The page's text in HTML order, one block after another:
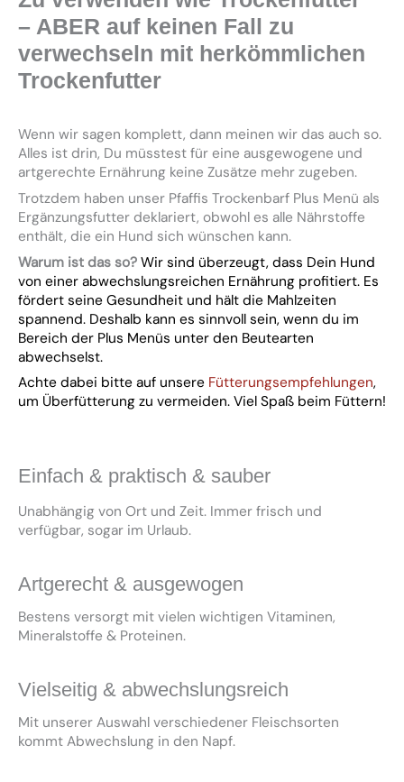
– ABER auf keinen Fall zu
verwechseln mit herkömmlichen
Trockenfutter
Wenn wir sagen komplett, dann meinen wir das auch so.
Alles ist drin, Du müsstest für eine ausgewogene und
artgerechte Ernährung keine Zusätze mehr zugeben.
Trotzdem haben unser Pfaffis Trockenbarf Plus Menü als
Ergänzungsfutter deklariert, obwohl es alle Nährstoffe
enthält, die ein Hund sich wünschen kann.
Warum ist das so? Wir sind überzeugt, dass Dein Hund
von einer abwechslungsreichen Ernährung profitiert. Es
fördert seine Gesundheit und hält die Mahlzeiten
spannend. Deshalb kann es sinnvoll sein, wenn du im
Bereich der Plus Menüs unter den Beutearten
abwechselst.
Achte dabei bitte auf unsere Fütterungsempfehlungen,
um Überfütterung zu vermeiden. Viel Spaß beim Füttern!
Einfach & praktisch & sauber
Unabhängig von Ort und Zeit. Immer frisch und
verfügbar, sogar im Urlaub.
Artgerecht & ausgewogen
Bestens versorgt mit vielen wichtigen Vitaminen,
Mineralstoffe & Proteinen.
Vielseitig & abwechslungsreich
Mit unserer Auswahl verschiedener Fleischsorten
kommt Abwechslung in den Napf.